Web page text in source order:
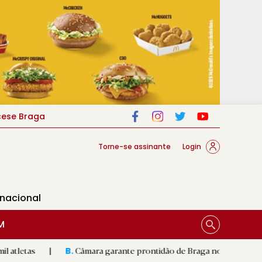
Braga
Torne-se assinante Login
B.Câmara garante prontidão de Braga no resgate animal